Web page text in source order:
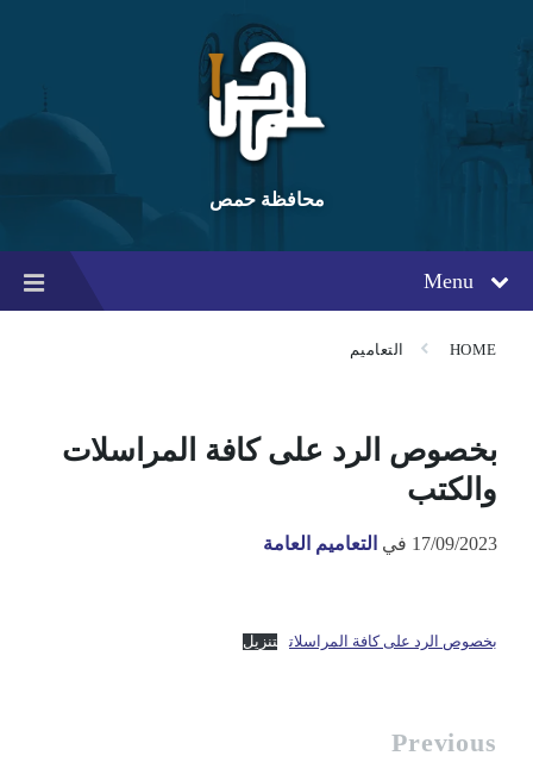
content
main
navigation
footer
محافظة حمص
Menu
HOME التعاميم
بخصوص الرد على كافة المراسلات
والكتب
17/09/2023 في التعاميم العامة
بخصوص الرد على كافة المراسلات تنزيل
Previous